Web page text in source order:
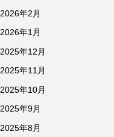
2026年2月
2026年1月
2025年12月
2025年11月
2025年10月
2025年9月
2025年8月